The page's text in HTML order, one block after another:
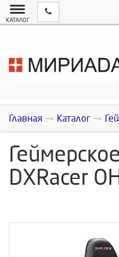
КАТАЛОГ
Главная Каталог
DXRacer